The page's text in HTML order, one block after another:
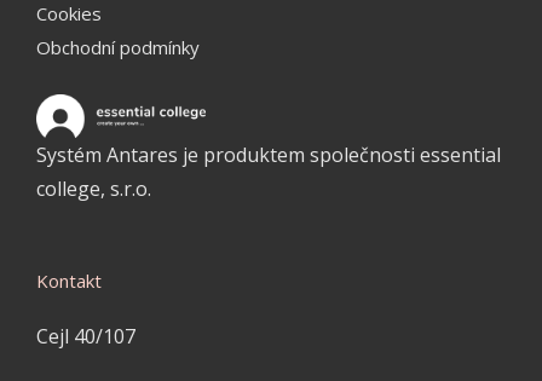
Cookies
Obchodní podmínky
Systém Antares je produktem společnosti essential
college, s.r.o.
Kontakt
Cejl 40/107